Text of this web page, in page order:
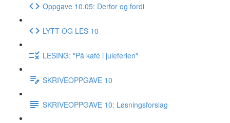
Oppgave 10.05: Derfor og fordi
LYTT OG LES 10
LESING: "På kafé i juleferien"
SKRIVEOPPGAVE 10
SKRIVEOPPGAVE 10: Løsningsforslag